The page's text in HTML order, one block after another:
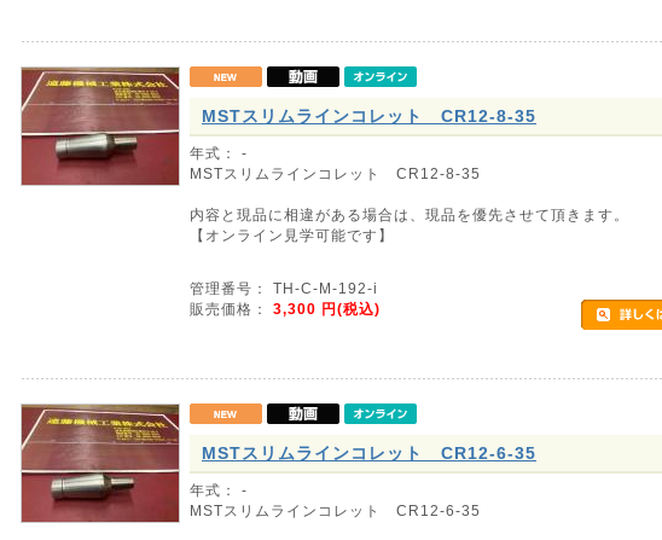
MSTスリムラインコレット CR12-8-35
年式： -
MSTスリムラインコレット CR12-8-35
内容と現品に相違がある場合は、現品を優先させて頂きます。
【オンライン見学可能です】
管理番号： TH-C-M-192-i
販売価格： 3,300 円(税込)
MSTスリムラインコレット CR12-6-35
年式： -
MSTスリムラインコレット CR12-6-35